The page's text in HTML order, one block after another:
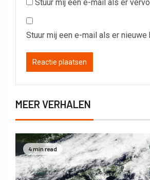
Stuur mij een e-mail als er
Stuur mij een e-mail als er nieuwe
MEER VERHALEN
4 min read